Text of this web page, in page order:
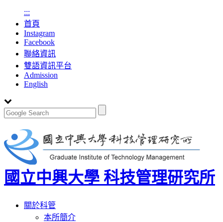
:::
首頁
Instagram
Facebook
聯絡資訊
雙語資訊平台
Admission
English
國立中興大學 科技管理研究所
Toggle
navigation
關於科管
本所簡介